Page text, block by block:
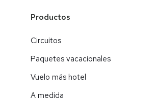
Productos
Circuitos
Paquetes vacacionales
Vuelo más hotel
A medida